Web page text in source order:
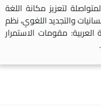
لتعزيز مكانة اللغة
والتجديد اللغوي، نظم
مقومات الاستمرار